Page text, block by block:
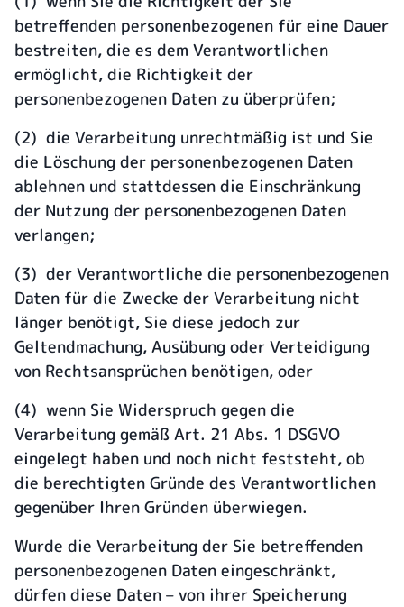
betreffenden personenbezogenen für eine Dauer
bestreiten, die es dem Verantwortlichen
ermöglicht, die Richtigkeit der
personenbezogenen Daten zu überprüfen;
(2) die Verarbeitung unrechtmäßig ist und Sie
die Löschung der personenbezogenen Daten
ablehnen und stattdessen die Einschränkung
der Nutzung der personenbezogenen Daten
verlangen;
(3) der Verantwortliche die personenbezogenen
Daten für die Zwecke der Verarbeitung nicht
länger benötigt, Sie diese jedoch zur
Geltendmachung, Ausübung oder Verteidigung
von Rechtsansprüchen benötigen, oder
(4) wenn Sie Widerspruch gegen die
Verarbeitung gemäß Art. 21 Abs. 1 DSGVO
eingelegt haben und noch nicht feststeht, ob
die berechtigten Gründe des Verantwortlichen
gegenüber Ihren Gründen überwiegen.
Wurde die Verarbeitung der Sie betreffenden
personenbezogenen Daten eingeschränkt,
dürfen diese Daten – von ihrer Speicherung